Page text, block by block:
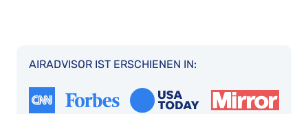
AIRADVISOR IST ERSCHIENEN IN: